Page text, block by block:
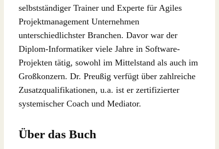
selbstständiger Trainer und Experte für Agiles
Projektmanagement Unternehmen
unterschiedlichster Branchen. Davor war der
Diplom-Informatiker viele Jahre in Software-
Projekten tätig, sowohl im Mittelstand als auch im
Großkonzern. Dr. Preußig verfügt über zahlreiche
Zusatzqualifikationen, u.a. ist er zertifizierter
systemischer Coach und Mediator.
Über das Buch